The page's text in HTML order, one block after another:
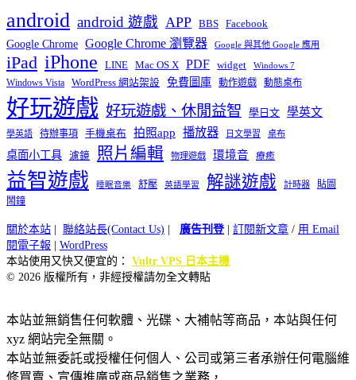
android android 遊戲 APP BBS Facebook
Google Chrome Google Chrome 瀏覽器 Google 與其他 Google 應用
iPad iPhone LINE Mac OS X PDF widget Windows 7
Windows Vista WordPress 網站架設 免費圖庫 動作遊戲 動態桌布
好玩遊戲 好玩遊戲、休閒益智 學日文 學英文
學英語 待辦事項 手機桌布 拍照app 播放器 日文學習 桌布
桌面小工具 濾鏡 照片編輯 物理遊戲 環境音 療癒
益智遊戲 睡眠音樂 舒壓 英語學習 解謎遊戲 計時器
貼圖
鬧鐘
關於本站 | 聯絡站長(Contact Us) | 廣告刊登| 訂閱新文章 / 用 Email
閱電子報 | WordPress
本站使用又快又便宜的： Vultr VPS 日本主機
© 2026 版權所有，非經授權請勿全文轉貼
本站並無銷售任何軟體、光碟、大補帖等商品，本站與任何
xyz 網站完全無關。
本站並無委託或授權任何個人、公司或第三者承辦任何電腦維
修買賣、宣傳推廣或商品銷售之業務，